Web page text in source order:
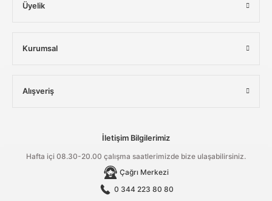
Üyelik
Kurumsal
Alışveriş
İletişim Bilgilerimiz
Hafta içi 08.30-20.00 çalışma saatlerimizde bize ulaşabilirsiniz.
Çağrı Merkezi
0 344 223 80 80